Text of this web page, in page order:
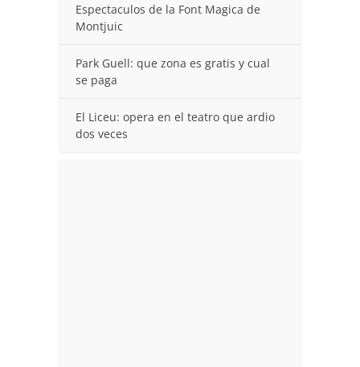
Espectaculos de la Font Magica de
Montjuic
Park Guell: que zona es gratis y cual
se paga
El Liceu: opera en el teatro que ardio
dos veces